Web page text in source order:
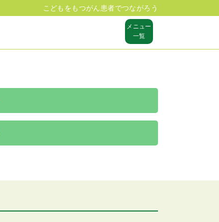
こどもをもつがん患者でつながろう
メニュー
一覧